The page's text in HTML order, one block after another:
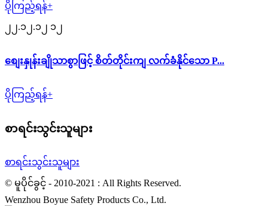
ပိုကြည့်ရန်+
၂၂.၁၂.၁၂ ၁၂
စျေးနှုန်းချိုသာစွာဖြင့် စိတ်တိုင်းကျ လက်ခံနိုင်သော P...
ပိုကြည့်ရန်+
စာရင်းသွင်းသူများ
စာရင်းသွင်းသူများ
© မူပိုင်ခွင့် - 2010-2021 : All Rights Reserved.
Wenzhou Boyue Safety Products Co., Ltd.